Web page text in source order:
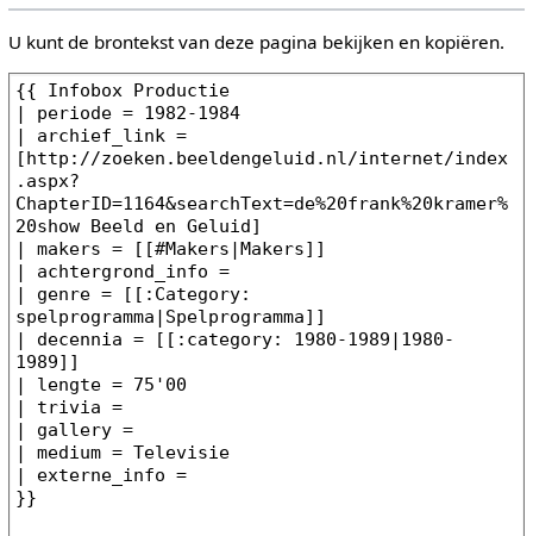
U kunt de brontekst van deze pagina bekijken en kopiëren.